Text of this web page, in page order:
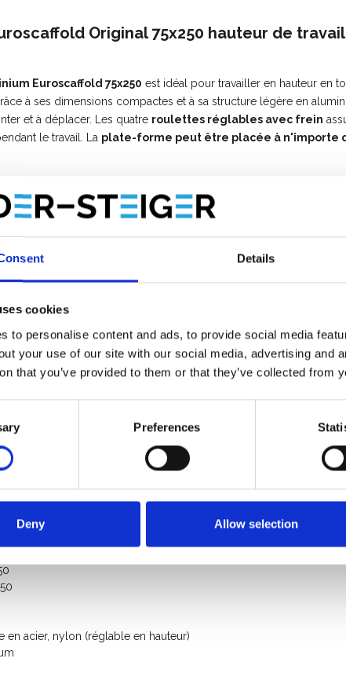
Details
cookies
to personalise content and ads, to provide social media
your use of our site with our social media, advertising and
that you’ve provided to them or that they’ve collected from
Preferences
Deny Allow selection
Original 75x250 hauteur de travail
Euroscaffold 75x250 est idéal pour travailler en hauteur en
à ses dimensions compactes et à sa structure légère en
et à déplacer. Les quatre roulettes réglables avec frein
le travail. La plate-forme peut être placée à n'importe
convient à une utilisation
Idéal pour les travaux de peinture, d’entretien, de montage et
, vous optez pour une solution durable, stable et fiable pour
échafaudage ultérieurement? Tous les éléments de
m
m
m
m
250 Kg
roulant: 750 Kg
101 Kg
TÜV-GS
m²)
acier, nylon (réglable en hauteur)